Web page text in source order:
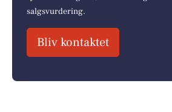
salgsvurdering.
Bliv kontaktet